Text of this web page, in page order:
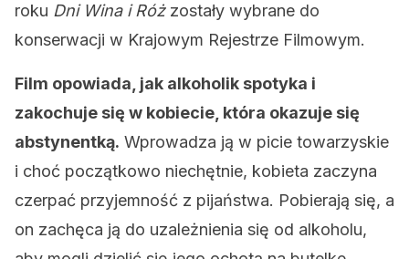
roku Dni Wina i Różzostały wybrane do
konserwacji w Krajowym Rejestrze Filmowym.
Film opowiada, jak alkoholik spotyka i
zakochuje się w kobiecie, która okazuje się
abstynentką. Wprowadza ją w picie towarzyskie
i choć początkowo niechętnie, kobieta zaczyna
czerpać przyjemność z pijaństwa. Pobierają się, a
on zachęca ją do uzależnienia się od alkoholu,